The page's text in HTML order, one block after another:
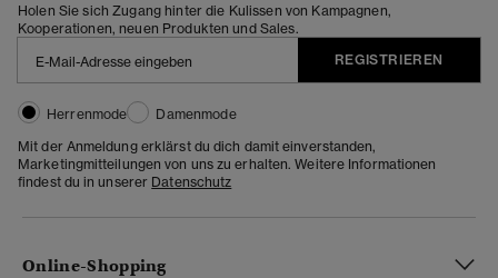
Holen Sie sich Zugang hinter die Kulissen von Kampagnen,
Kooperationen, neuen Produkten und Sales.
REGISTRIEREN
Herrenmode
Damenmode
Mit der Anmeldung erklärst du dich damit einverstanden,
Marketingmitteilungen von uns zu erhalten. Weitere Informationen
findest du in unserer Datenschutz
Online-Shopping